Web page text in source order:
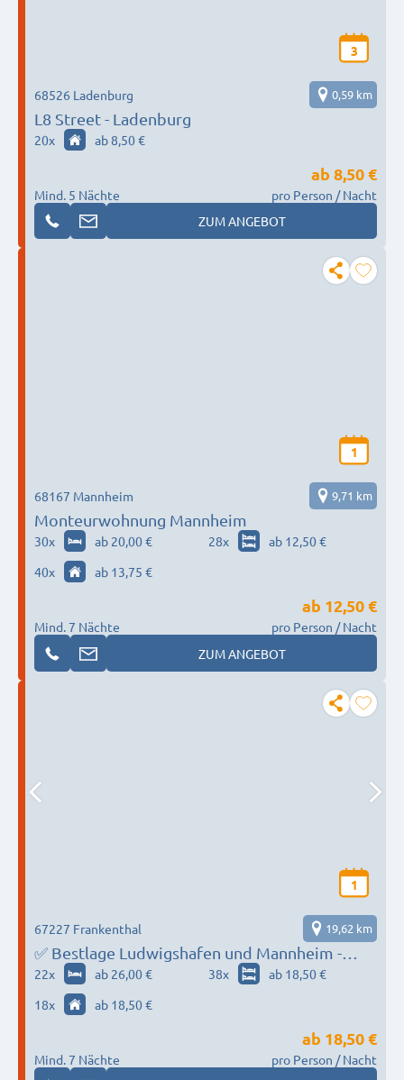
3
L8 Street - Ladenburg
68526 Ladenburg 0,59 km
20x ab 8,50 €
Mind. 5 Nächte
ab 8,50 €
pro Person / Nacht
ZUM ANGEBOT
1
Monteurwohnung Mannheim
68167 Mannheim 9,71 km
30x ab 20,00 € 28x
ab 12,50 €
40x ab 13,75 €
Mind. 7 Nächte
ab 12,50 €
pro Person / Nacht
ZUM ANGEBOT
1
✅ Bestlage Ludwigshafen und Mannheim -
Einzelbetten, Parkplatz, Reinigungen und
WLAN
67227 Frankenthal 19,62 km
22x ab 26,00 € 38x
ab 18,50 €
18x ab 18,50 €
Mind. 7 Nächte
ab 18,50 €
pro Person / Nacht